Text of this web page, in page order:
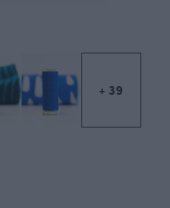
+ 39